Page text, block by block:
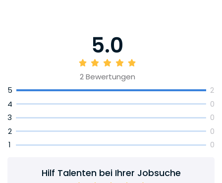
Designrecht sowie im Wettbewerbsrecht.
5.0
2Bewertungen
5
2
4 0
3 0
2 0
1 0
Hilf Talenten bei Ihrer Jobsuche